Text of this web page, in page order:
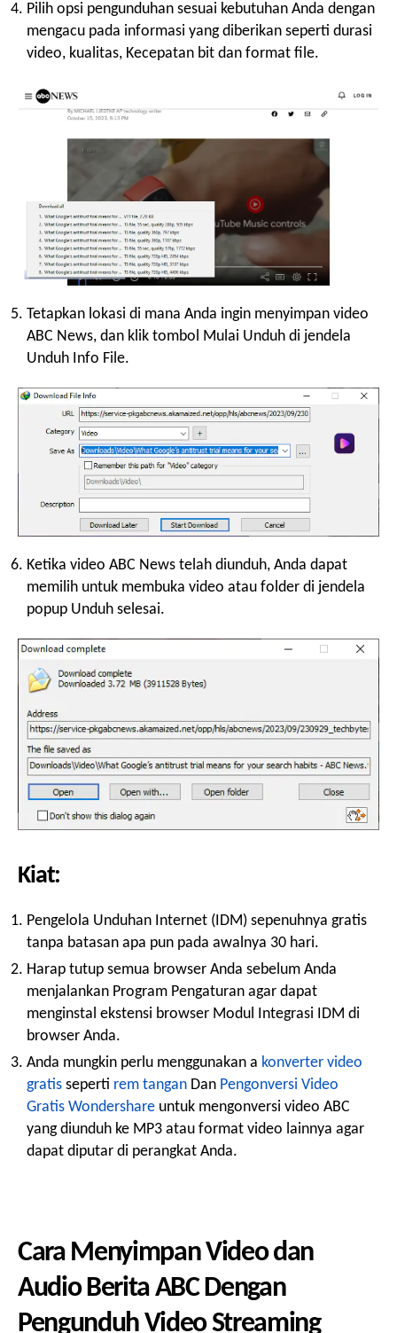
Pilih opsi pengunduhan sesuai kebutuhan Anda dengan
mengacu pada informasi yang diberikan seperti durasi
video, kualitas, Kecepatan bit dan format file.
Tetapkan lokasi di mana Anda ingin menyimpan video
ABC News, dan klik tombol Mulai Unduh di jendela
Unduh Info File.
Ketika video ABC News telah diunduh, Anda dapat
memilih untuk membuka video atau folder di jendela
popup Unduh selesai.
Kiat:
Pengelola Unduhan Internet (IDM) sepenuhnya gratis
tanpa batasan apa pun pada awalnya 30 hari.
Harap tutup semua browser Anda sebelum Anda
menjalankan Program Pengaturan agar dapat
menginstal ekstensi browser Modul Integrasi IDM di
browser Anda.
Anda mungkin perlu menggunakan a konverter video
gratis seperti rem tangan Dan Pengonversi Video
Gratis Wondershare untuk mengonversi video ABC
yang diunduh ke MP3 atau format video lainnya agar
dapat diputar di perangkat Anda.
Cara Menyimpan Video dan
Audio Berita ABC Dengan
Pengunduh Video Streaming